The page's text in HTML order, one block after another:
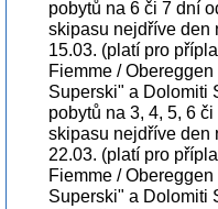
pobytů na 6 či 7 dní
skipasu nejdříve den
15.03. (platí pro
Fiemme /
Superski" a Dolomiti
pobytů na 3, 4, 5, 6
skipasu nejdříve den
22.03. (platí pro
Fiemme /
Superski" a Dolomiti